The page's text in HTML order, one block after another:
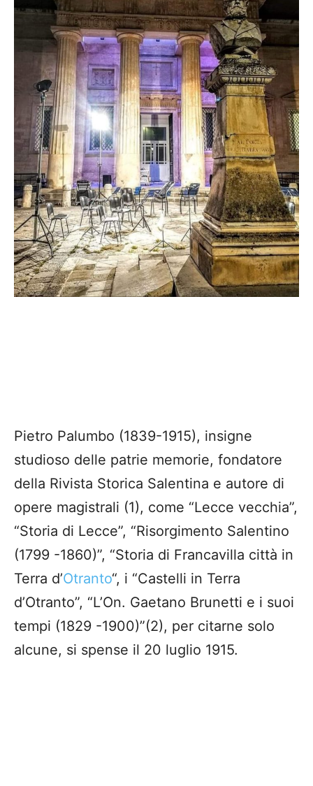
Pietro Palumbo (1839-1915), insigne
studioso delle patrie memorie, fondatore
della Rivista Storica Salentina e autore di
opere magistrali (1), come “Lecce vecchia”,
“Storia di Lecce”, “Risorgimento Salentino
(1799 -1860)”, “Storia di Francavilla città in
Terra d’Otranto“, i “Castelli in Terra
d’Otranto”, “L’On. Gaetano Brunetti e i suoi
tempi (1829 -1900)”(2), per citarne solo
alcune, si spense il 20 luglio 1915.